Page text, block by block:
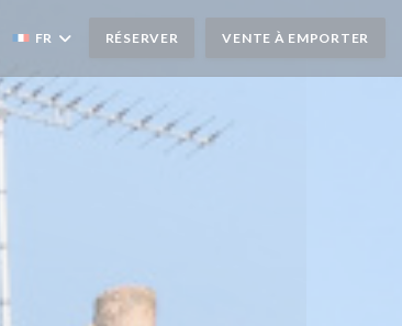
FR RÉSERVER VENTE À EMPORTER